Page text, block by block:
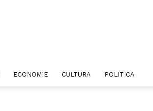
ECONOMIE CULTURA POLITICA